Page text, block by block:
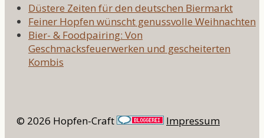
Düstere Zeiten für den deutschen Biermarkt
Feiner Hopfen wünscht genussvolle Weihnachten
Bier- & Foodpairing: Von
Geschmacksfeuerwerken und gescheiterten
Kombis
© 2026 Hopfen-Craft
Impressum